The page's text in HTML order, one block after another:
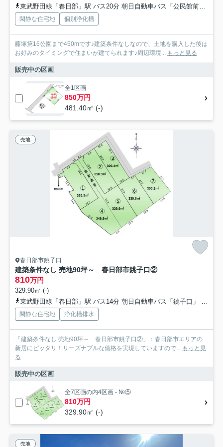
東武野田線「春日部」駅 バス20分 朝日自動車バス「公民館前」 停歩6分
閑静な住宅地 個別浄化槽
藤塚第16公園まで450mです♪建築条件なしなので、土地を購入した後は
お好みのタイミングで住まいが建てられます♪周辺環境... もっと見る
販売中の区画
全1区画
850万円
481.40㎡ (-)
売地
春日部市銚子口
建築条件なし 売地90坪～ 春日部市銚子口②
810万円
329.90㎡ (-)
東武野田線「春日部」駅 バス14分 朝日自動車バス「銚子口」 停歩6分
閑静な住宅地 浄化槽排水
「建築条件なし 売地90坪～ 春日部市銚子口②」：春日部市エリアの
新居にピッタリ！リーズナブルな価格を実現していますので... もっと見
る
販売中の区画
全7区画の内4区画 - №⑤
810万円
329.90㎡ (-)
売地